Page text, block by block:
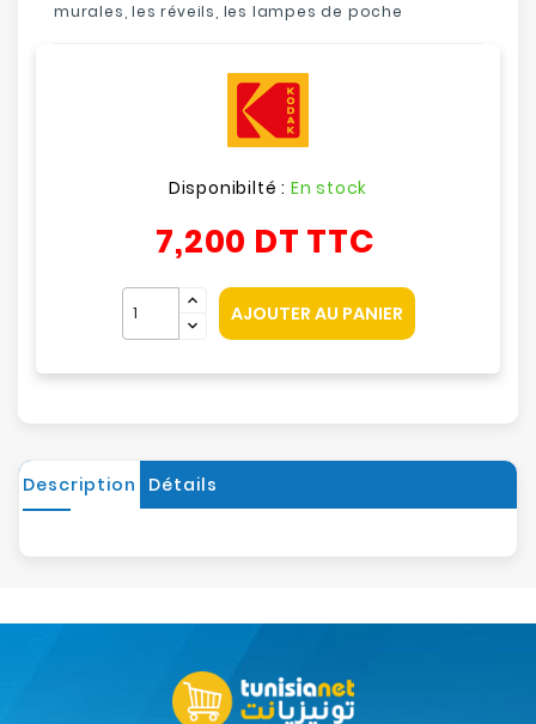
murales, les réveils, les lampes de poche
Disponibilté : En stock
7,200 DT TTC
AJOUTER AU PANIER
Description Détails